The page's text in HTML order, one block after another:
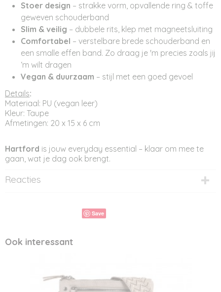
Stoer design – strakke vorm, opvallende ring & toffe
geweven schouderband
Slim & veilig – dubbele rits, klep met magneetsluiting
Comfortabel – verstelbare brede schouderband en
een smalle effen band. Zo draag je 'm precies zoals jij
‘m wilt dragen
Vegan & duurzaam – stijl met een goed gevoel
Details:
Materiaal: PU (vegan leer)
Kleur: Taupe
Afmetingen: 20 x 15 x 6 cm
Hartford is jouw everyday essential – klaar om mee te
gaan, wat je dag ook brengt.
Reacties
Save
Ook interessant